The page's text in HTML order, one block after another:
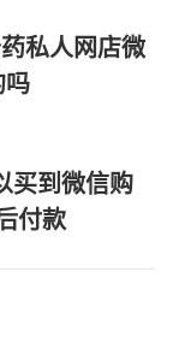
私人网店微
吗
买到微信购
付款